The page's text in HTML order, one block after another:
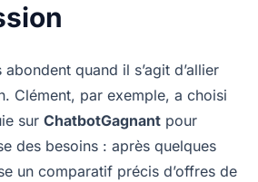
quand il s’agit d’allier
Clément, par exemple, a choisi
sur ChatbotGagnant pour
des besoins : après quelques
un comparatif précis d’offres de